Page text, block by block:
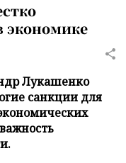
экономике
Лукашенко
санкции для